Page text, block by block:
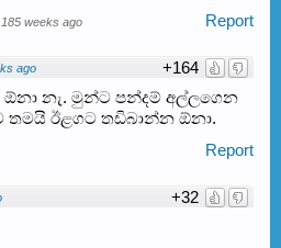
Report
weeks ago
+164
ago
ඕනා නැ. මුන්ට පන්දම් අල්ලගෙන
ඊළගට තඩිබාන්න ඕනා.
Report
+32